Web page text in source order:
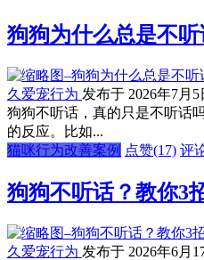
狗狗为什么总是不
久爱宠行为 发布于 2026年7月5
狗狗不听话，真的只是不听话
的反应。比如...
猫咪行为改善案例 点赞(17) 评
狗狗不听话？教你3
久爱宠行为 发布于 2026年6月